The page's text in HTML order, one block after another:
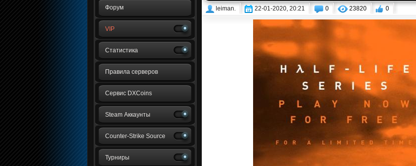
Форум
VIP
Статистика
Правила серверов
Сервис DXCoins
Steam Аккаунты
Counter-Strike Source
Турниры
leiman. 22-01-2020, 20:21 0 23820 0